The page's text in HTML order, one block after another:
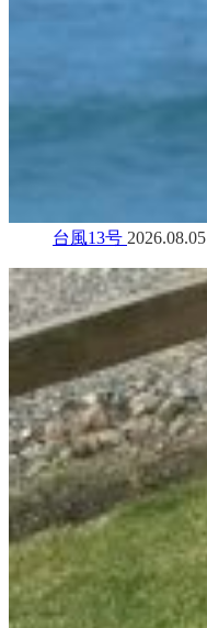
台風13号 2026.08.05